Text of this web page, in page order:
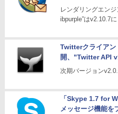
レンダリングエン
ibpurple”はv2.10.7に
Twitterクライア
開、"Twitter API
次期バージョン
「Skype 1.7 for
メッセージ機能を